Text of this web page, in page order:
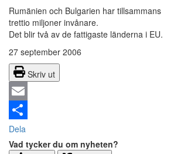
Rumänien och Bulgarien har tillsammans
trettio miljoner invånare.
Det blir två av de fattigaste länderna i EU.
27 september 2006
Skriv ut
Email
Dela
Vad tycker du om nyheten?